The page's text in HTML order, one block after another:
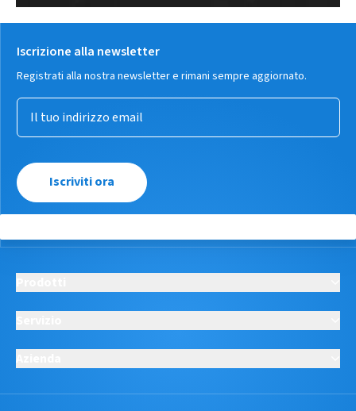
Iscrizione alla newsletter
Registrati alla nostra newsletter e rimani sempre aggiornato.
Iscriviti ora